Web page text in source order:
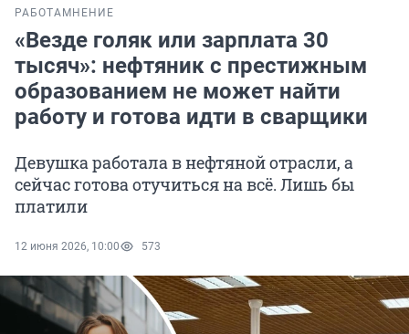
РАБОТА МНЕНИЕ
«Везде голяк или зарплата 30
тысяч»: нефтяник с престижным
образованием не может найти
работу и готова идти в сварщики
Девушка работала в нефтяной отрасли, а
сейчас готова отучиться на всё. Лишь бы
платили
12 июня 2026, 10:00 573